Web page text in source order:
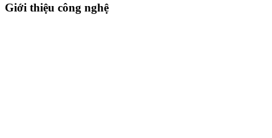
Giới thiệu công nghệ